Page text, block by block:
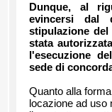
Dunque, al
evincersi dal
stipulazione
stata
l'esecuzione
sede di
Quanto alla
locazione ad